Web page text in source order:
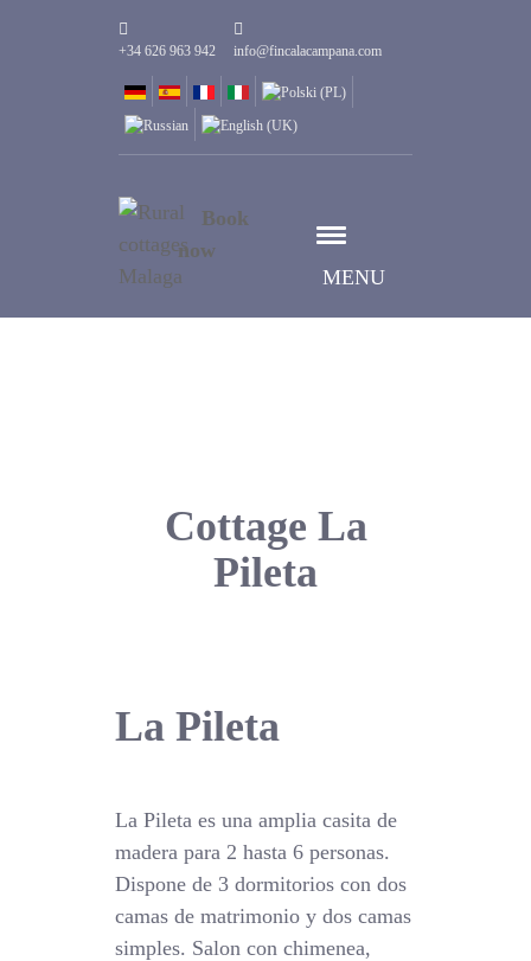
+34 626 963 942 info@fincalacampana.com
MENU
Book
now
Cottage La
Pileta
La Pileta
La Pileta es una amplia casita de
madera para 2 hasta 6 personas.
Dispone de 3 dormitorios con dos
camas de matrimonio y dos camas
simples. Salon con chimenea,